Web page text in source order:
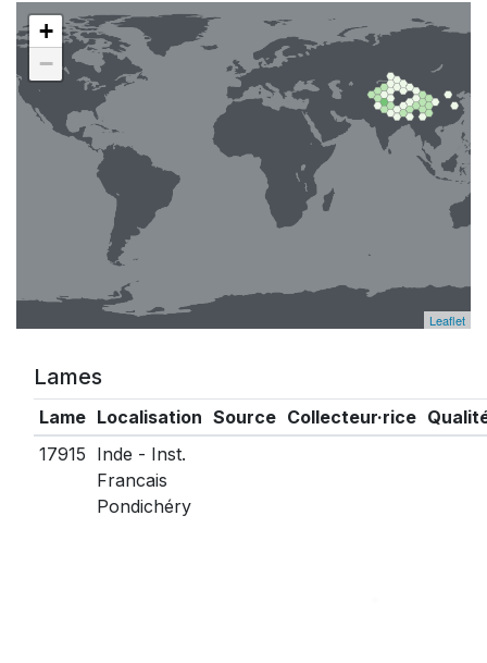
+
−
Leaflet
Lames
Lame Localisation Source Collecteur·rice
17915 Inde - Inst.
Francais
Pondichéry